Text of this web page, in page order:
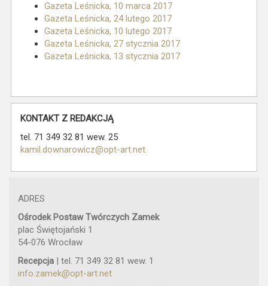
Gazeta Leśnicka, 10 marca 2017
Gazeta Leśnicka, 24 lutego 2017
Gazeta Leśnicka, 10 lutego 2017
Gazeta Leśnicka, 27 stycznia 2017
Gazeta Leśnicka, 13 stycznia 2017
KONTAKT Z REDAKCJĄ
tel. 71 349 32 81 wew. 25
kamil.downarowicz@opt-art.net
ADRES
Ośrodek Postaw Twórczych Zamek
plac Świętojański 1
54-076 Wrocław
Recepcja | tel. 71 349 32 81 wew. 1
info.zamek@opt-art.net